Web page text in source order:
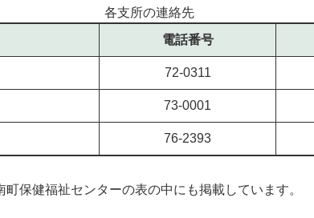
各支所の連絡先
電話番号
72-0311
73-0001
76-2393
保健福祉センターの表の中にも掲載しています。